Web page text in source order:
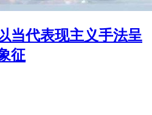
当代表现主义手法呈
征